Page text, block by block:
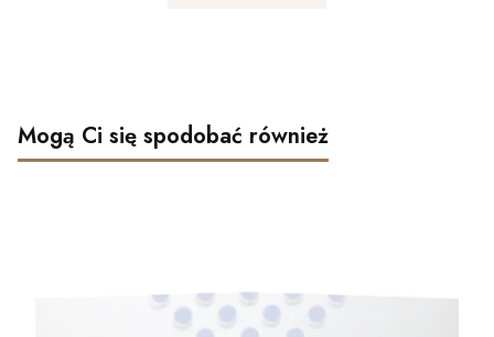
Mogą Ci się spodobać również